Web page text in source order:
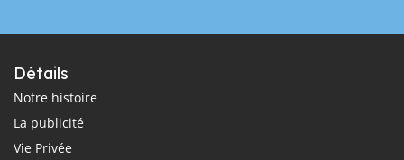
Détails
Notre histoire
La publicité
Vie Privée